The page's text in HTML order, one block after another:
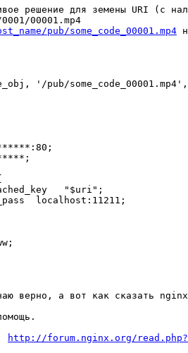
решение для земены URI (с
00001.mp4
pub/some_code_00001.mp4
'/pub/
listen
set
верно, а вот как сказать
http://forum.nginx.org/